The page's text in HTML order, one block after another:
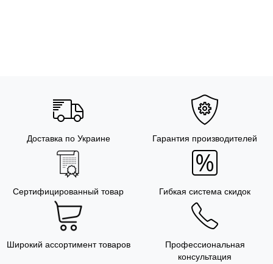
Доставка по Украине Гарантия производителей
Сертифицированный товар Гибкая система скидок
Широкий ассортимент товаров
Профессиональная
консультация